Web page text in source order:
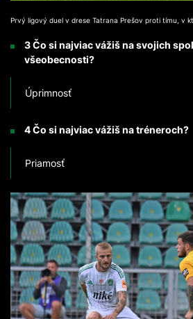
Prvý ligový duel v drese Tatrana Prešov proti tímu, v
3 Čo si najviac vážiš na svojich
všeobecnosti?
Úprimnosť
4 Čo si najviac vážiš na tréneroch?
Priamosť